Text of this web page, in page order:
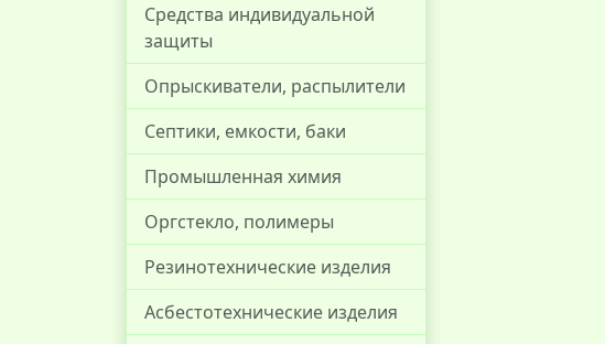
Средства индивидуальной
защиты
Опрыскиватели, распылители
Септики, емкости, баки
Промышленная химия
Оргстекло, полимеры
Резинотехнические изделия
Асбестотехнические изделия